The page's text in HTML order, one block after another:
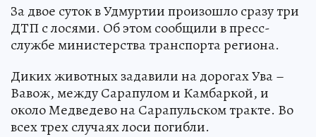
За двое суток в Удмуртии произошло сразу три
ДТП с лосями. Об этом сообщили в пресс-
службе министерства транспорта региона.
Диких животных задавили на дорогах Ува –
Вавож, между Сарапулом и Камбаркой, и
около Медведево на Сарапульском тракте. Во
всех трех случаях лоси погибли.